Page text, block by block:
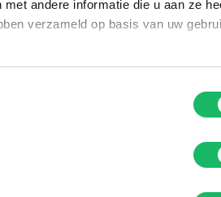
andere informatie die u aan ze
verzameld op basis van uw